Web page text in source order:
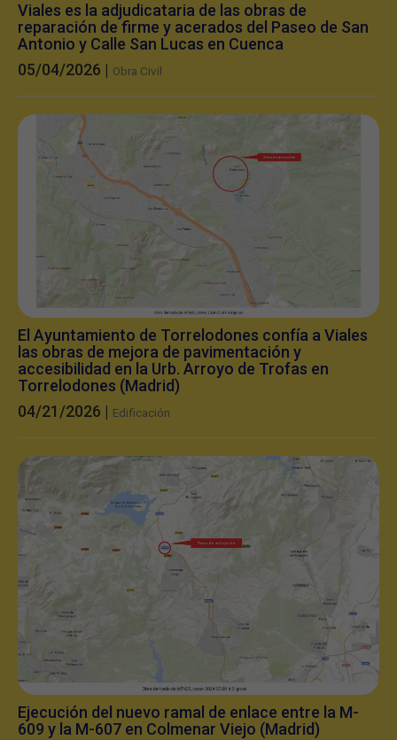
Viales es la adjudicataria de las obras de
reparación de firme y acerados del Paseo de San
Antonio y Calle San Lucas en Cuenca
05/04/2026 | Obra Civil
El Ayuntamiento de Torrelodones confía a Viales
las obras de mejora de pavimentación y
accesibilidad en la Urb. Arroyo de Trofas en
Torrelodones (Madrid)
04/21/2026 | Edificación
Ejecución del nuevo ramal de enlace entre la M-
609 y la M-607 en Colmenar Viejo (Madrid)